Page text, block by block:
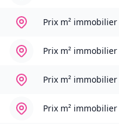
Prix m² immobilier
Prix m² immobilier
Prix m² immobilier
Prix m² immobilier